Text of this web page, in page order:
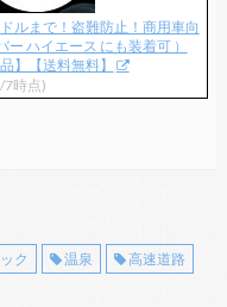
ルまで！盗難防止！商用車向
ハイエース にも装着可 ）
】【送料無料】
時点)
ク 温泉 高速道路